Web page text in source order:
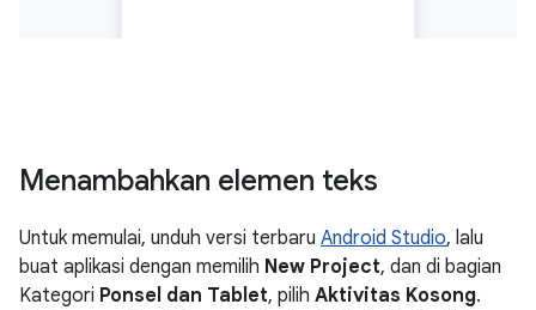
Menambahkan elemen teks
Untuk memulai, unduh versi terbaru Android Studio, lalu
buat aplikasi dengan memilih New Project, dan di bagian
Kategori Ponsel dan Tablet, pilih Aktivitas Kosong.